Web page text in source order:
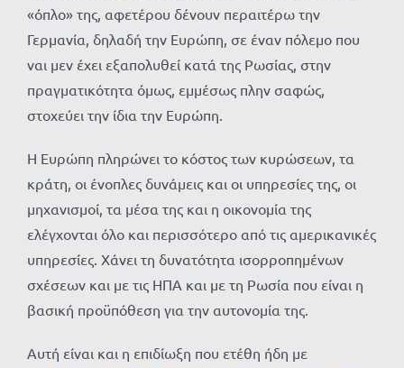
«όπλο» της, αφετέρου δένουν περαιτέρω την
Γερμανία, δηλαδή την Ευρώπη, σε έναν πόλεμο που
ναι μεν έχει εξαπολυθεί κατά της Ρωσίας, στην
πραγματικότητα όμως, εμμέσως πλην σαφώς,
στοχεύει την ίδια την Ευρώπη.
Η Ευρώπη πληρώνει το κόστος των κυρώσεων, τα
κράτη, οι ένοπλες δυνάμεις και οι υπηρεσίες της, οι
μηχανισμοί, τα μέσα της και η οικονομία της
ελέγχονται όλο και περισσότερο από τις αμερικανικές
υπηρεσίες. Χάνει τη δυνατότητα ισορροπημένων
σχέσεων και με τις ΗΠΑ και με τη Ρωσία που είναι η
βασική προϋπόθεση για την αυτονομία της.
Αυτή είναι και η επιδίωξη που ετέθη ήδη με